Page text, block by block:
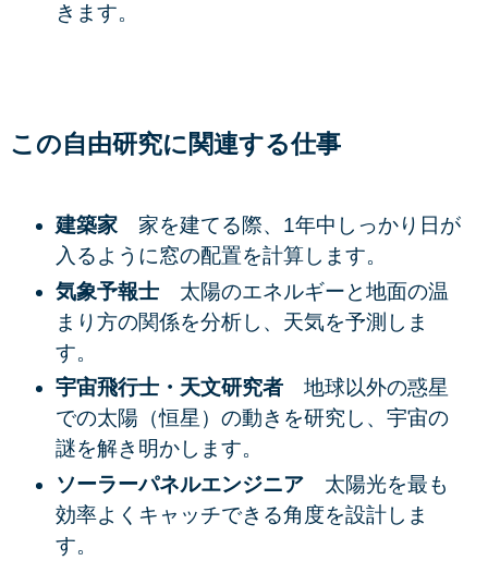
きます。
この自由研究に関連する仕事
建築家 家を建てる際、1年中しっかり日が
入るように窓の配置を計算します。
気象予報士 太陽のエネルギーと地面の温
まり方の関係を分析し、天気を予測しま
す。
宇宙飛行士・天文研究者 地球以外の惑星
での太陽（恒星）の動きを研究し、宇宙の
謎を解き明かします。
ソーラーパネルエンジニア 太陽光を最も
効率よくキャッチできる角度を設計しま
す。